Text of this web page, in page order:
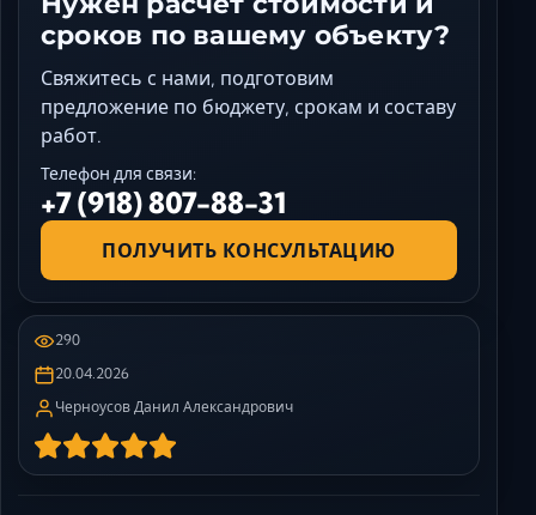
сроков по вашему объекту?
Свяжитесь с нами, подготовим
предложение по бюджету, срокам и составу
работ.
Телефон для связи:
+7 (918) 807-88-31
ПОЛУЧИТЬ КОНСУЛЬТАЦИЮ
290
20.04.2026
Черноусов Данил Александрович